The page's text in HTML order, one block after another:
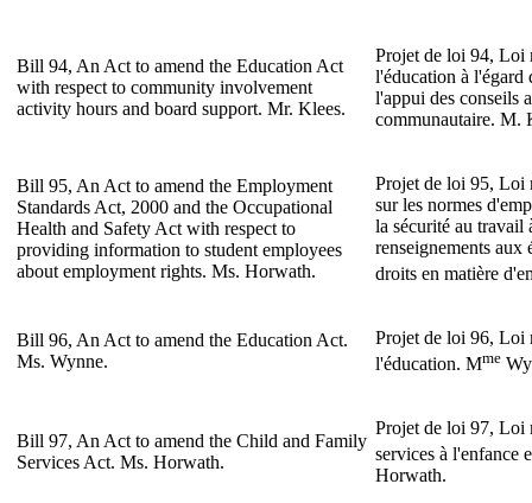
Bill 94, An Act to amend the Education Act
with respect to community involvement
activity hours and board support. Mr. Klees.
Projet de loi 94, Loi
l'éducation à l'égard
l'appui des conseils
communautaire. M.
Bill 95, An Act to amend the Employment
Standards Act, 2000 and the Occupational
Health and Safety Act with respect to
providing information to student employees
about employment rights. Ms. Horwath.
Projet de loi 95, Loi
sur les normes
la sécurité au travail
renseignements aux
droits en matière
Bill 96, An Act to amend the Education Act.
Ms. Wynne.
Projet de loi 96, Loi
l'éducation. Mme
Bill 97, An Act to amend the Child and Family
Services Act. Ms. Horwath.
Projet de loi 97, Loi
services à l'enfance
Horwath.